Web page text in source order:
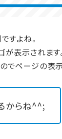
すよね。
表示されます
でページの表
からね^^;